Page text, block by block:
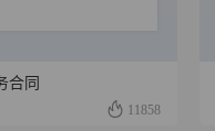
合同
11858